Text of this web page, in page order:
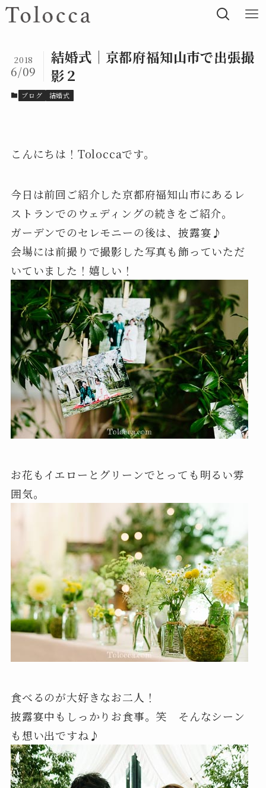
結婚式｜京都府福知山市で出張撮
影２
2018
6/09
ブログ 結婚式
こんにちは！Toloccaです。
今日は前回ご紹介した京都府福知山市にあるレ
ストランでのウェディングの続きをご紹介。
ガーデンでのセレモニーの後は、披露宴♪
会場には前撮りで撮影した写真も飾っていただ
いていました！嬉しい！
お花もイエローとグリーンでとっても明るい雰
囲気。
食べるのが大好きなお二人！
披露宴中もしっかりお食事。笑 そんなシーン
も想い出ですね♪